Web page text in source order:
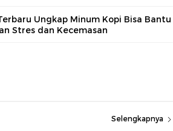
Ungkap Minum Kopi Bisa Bantu
Stres dan Kecemasan
Selengkapnya